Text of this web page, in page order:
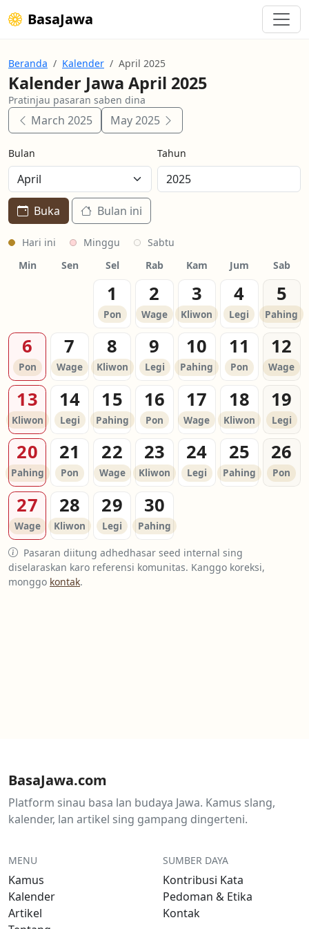
BasaJawa
Beranda Kalender April 2025
Kalender Jawa April 2025
Pratinjau pasaran saben dina
March 2025 May 2025
Bulan Tahun
Buka Bulan ini
Hari ini Minggu
Sabtu
Min
Sen Sel Rab Kam Jum Sab
1
Pon
2
Wage
3
Kliwon
4
Legi
5
Pahing
6
Pon
7
Wage
8
Kliwon
9
Legi
10
Pahing
11
Pon
12
Wage
13
Kliwon
14
Legi
15
Pahing
16
Pon
17
Wage
18
Kliwon
19
Legi
20
Pahing
21
Pon
22
Wage
23
Kliwon
24
Legi
25
Pahing
26
Pon
27
Wage
28
Kliwon
29
Legi
30
Pahing
Pasaran diitung adhedhasar seed internal sing
diselaraskan karo referensi komunitas. Kanggo koreksi,
monggo kontak.
BasaJawa.com
Platform sinau basa lan budaya Jawa. Kamus slang,
kalender, lan artikel sing gampang dingerteni.
MENU
Kamus
Kalender
Artikel
SUMBER DAYA
Kontribusi Kata
Pedoman & Etika
Kontak